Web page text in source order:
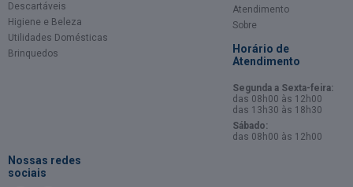
Descartáveis
Higiene e Beleza
Utilidades Domésticas
Brinquedos
Atendimento
Sobre
Horário de
Atendimento
Segunda a Sexta-feira:
das 08h00 às 12h00
das 13h30 às 18h30
Sábado:
das 08h00 às 12h00
Nossas redes
sociais